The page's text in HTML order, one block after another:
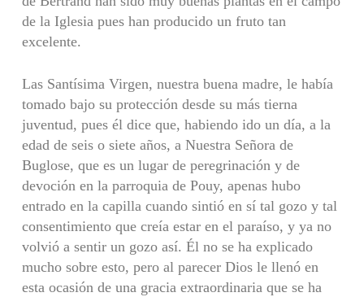
de la Iglesia pues han producido un fruto tan
excelente.
Las Santísima Virgen, nuestra buena madre, le había
tomado bajo su protección desde su más tierna
juventud, pues él dice que, habiendo ido un día, a la
edad de seis o siete años, a Nuestra Señora de
Buglose, que es un lugar de peregrinación y de
devoción en la parroquia de Pouy, apenas hubo
entrado en la capilla cuando sintió en sí tal gozo y tal
consentimiento que creía estar en el paraíso, y ya no
volvió a sentir un gozo así. Él no se ha explicado
mucho sobre esto, pero al parecer Dios le llenó en
esta ocasión de una gracia extraordinaria que se ha